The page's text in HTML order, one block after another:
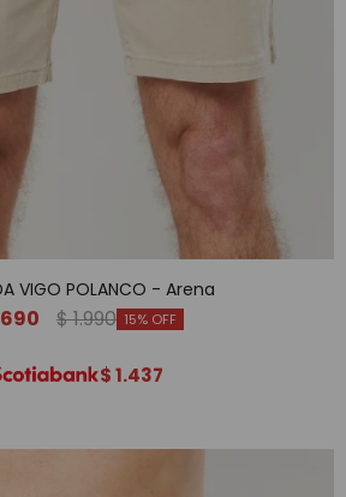
VIGO POLANCO - Arena
$1.990 15
$1.437